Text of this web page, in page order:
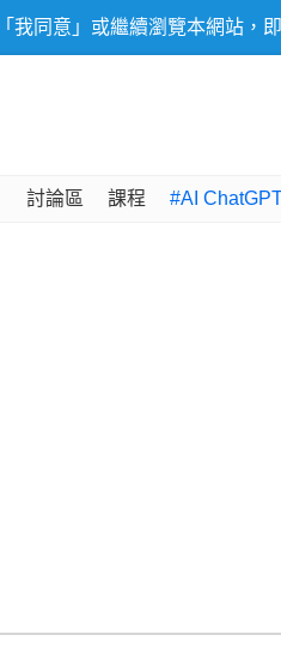
我同意」或繼續瀏覽本網站，
討論區 課程 #AI